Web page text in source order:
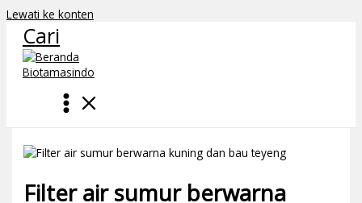
Lewati ke konten
Cari
Filter air sumur berwarna